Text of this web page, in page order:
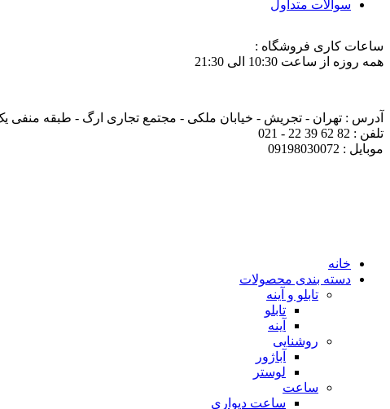
سوالات متداول
ساعات کاری فروشگاه :
همه روزه از ساعت 10:30 الی 21:30
آدرس : تهران - تجریش - خیابان ملکی - مجتمع تجاری ارگ - طبقه منفی یک -
تلفن : 82 62 39 22 - 021
موبایل : 09198030072
خانه
دسته بندی محصولات
تابلو و آینه
تابلو
آینه
روشنایی
آباژور
لوستر
ساعت
ساعت دیواری